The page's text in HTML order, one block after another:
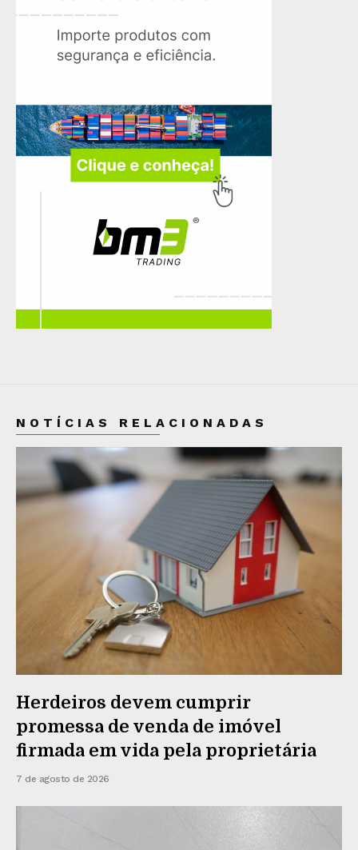
NOTÍCIAS RELACIONADAS
Herdeiros devem cumprir
promessa de venda de imóvel
firmada em vida pela proprietária
7 de agosto de 2026